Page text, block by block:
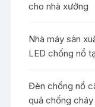
cho nhà xưởng
Nhà máy sản
LED chống nổ
Đèn chống nổ
quả chống